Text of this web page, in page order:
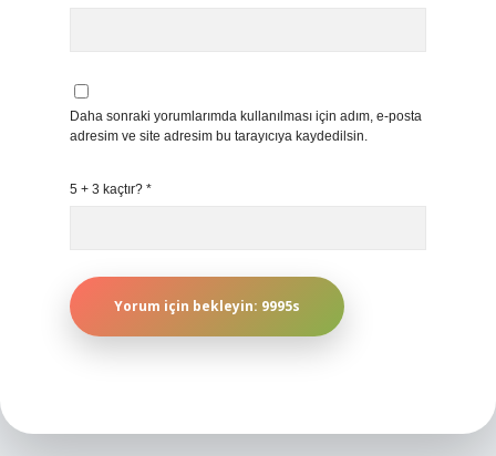
Daha sonraki yorumlarımda kullanılması için adım, e-posta
adresim ve site adresim bu tarayıcıya kaydedilsin.
5 + 3 kaçtır? *